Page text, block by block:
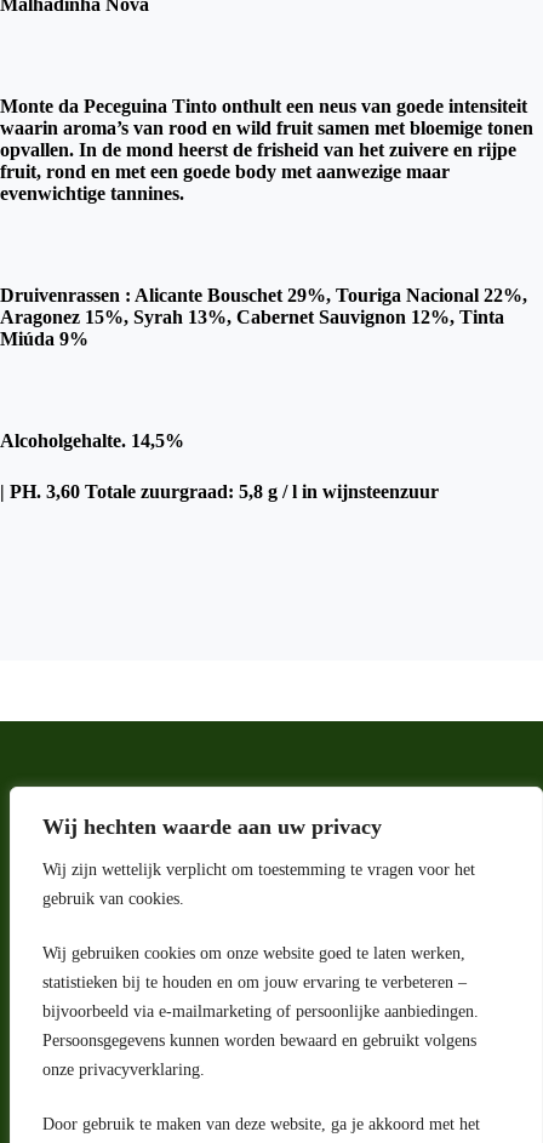
Wij hechten waarde aan uw privacy
Wij zijn wettelijk verplicht om toestemming te vragen voor het
gebruik van cookies.
Wij gebruiken cookies om onze website goed te laten werken,
statistieken bij te houden en om jouw ervaring te verbeteren –
bijvoorbeeld via e-mailmarketing of persoonlijke aanbiedingen.
Persoonsgegevens kunnen worden bewaard en gebruikt volgens
onze privacyverklaring.
Door gebruik te maken van deze website, ga je akkoord met het
Malhadinha Nova
Monte da Peceguina Tinto onthult een neus van goede intensiteit
waarin aroma’s van rood en wild fruit samen met bloemige tonen
opvallen. In de mond heerst de frisheid van het zuivere en rijpe
fruit, rond en met een goede body met aanwezige maar
evenwichtige tannines.
Druivenrassen : Alicante Bouschet 29%, Touriga Nacional 22%,
Aragonez 15%, Syrah 13%, Cabernet Sauvignon 12%, Tinta
Miúda 9%
Alcoholgehalte. 14,5%
| PH. 3,60 Totale zuurgraad: 5,8 g / l in wijnsteenzuur
Adres
Riga 4 E
2993 LW Barendrecht
Nederland
Contact
klantenservice@portugeseproducten.nl